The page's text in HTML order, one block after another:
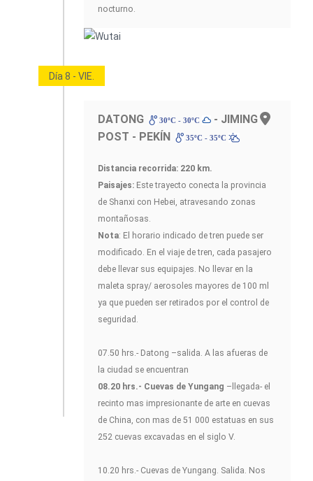
nocturno.
Día 8 - VIE.
DATONG 30ºC - 30ºC
- JIMING
POST - PEKÍN
35ºC - 35ºC
Distancia recorrida: 220 km.
Paisajes: Este trayecto conecta la provincia
de Shanxi con Hebei, atravesando zonas
montañosas.
Nota: El horario indicado de tren puede ser
modificado. En el viaje de tren, cada pasajero
debe llevar sus equipajes. No llevar en la
maleta spray/ aerosoles mayores de 100 ml
ya que pueden ser retirados por el control de
seguridad.
07.50 hrs.- Datong –salida. A las afueras de
la ciudad se encuentran
08.20 hrs.- Cuevas de Yungang –llegada- el
recinto mas impresionante de arte en cuevas
de China, con mas de 51 000 estatuas en sus
252 cuevas excavadas en el siglo V.
10.20 hrs.- Cuevas de Yungang. Salida. Nos